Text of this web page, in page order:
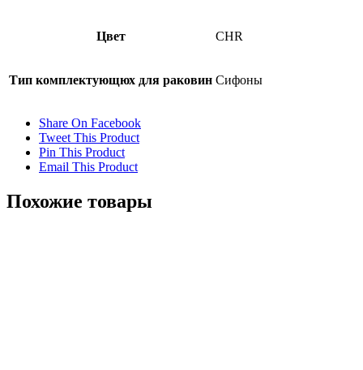
Цвет CHR
Тип комплектующюх для раковин Сифоны
Share On Facebook
Tweet This Product
Pin This Product
Email This Product
Похожие товары